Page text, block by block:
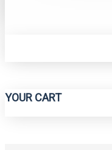
YOUR CART